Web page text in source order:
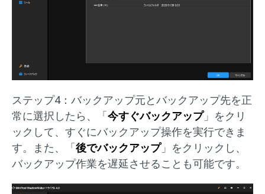
ステップ4：バックアップ元とバックアップ先を正
常に選択したら、「 今すぐバックアップ」をクリ
ックして、すぐにバックアップ操作を実行できま
す。また、「 後でバックアップ」をクリックし、
バックアップ作業を遅延させることも可能です。